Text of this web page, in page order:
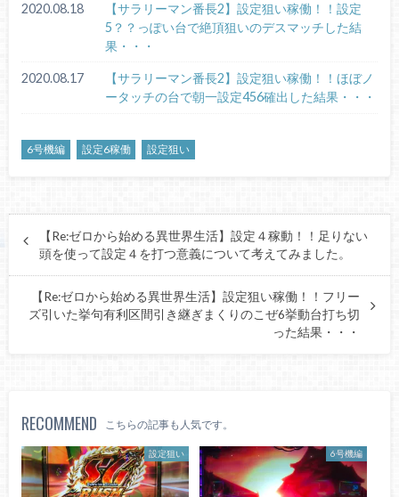
2020.08.18
【サラリーマン番長2】設定狙い稼働！！設定
5？？っぽい台で絶頂狙いのデスマッチした結
果・・・
2020.08.17
【サラリーマン番長2】設定狙い稼働！！ほぼノ
ータッチの台で朝一設定456確出した結果・・・
6号機編 設定6稼働 設定狙い
【Re:ゼロから始める異世界生活】設定４稼動！！足りない
頭を使って設定４を打つ意義について考えてみました。
【Re:ゼロから始める異世界生活】設定狙い稼働！！フリー
ズ引いた挙句有利区間引き継ぎまくりのこぜ6挙動台打ち切
った結果・・・
RECOMMEND こちらの記事も人気です。
設定狙い 6号機編